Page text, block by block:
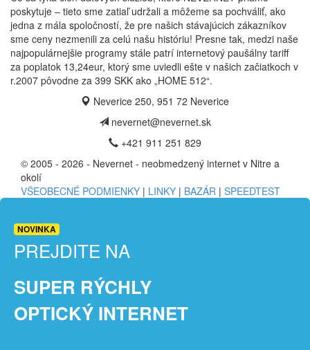
poskytuje – tieto sme zatiaľ udržali a môžeme sa pochváliť, ako
jedna z mála spoločností, že pre našich stávajúcich zákazníkov
sme ceny nezmenili za celú našu históriu! Presne tak, medzi naše
najpopulárnejšie programy stále patrí internetový paušálny tariff
za poplatok 13,24eur, ktorý sme uviedli ešte v našich začiatkoch v
r.2007 pôvodne za 399 SKK ako „HOME 512“.
Neverice 250, 951 72 Neverice
nevernet@nevernet.sk
+421 911 251 829
© 2005 - 2026 - Nevernet - neobmedzený internet v Nitre a
okolí
VŠEOBECNÉ PODMIENKY | LINKY | BAZÁR | SPEEDTEST
NOVINKA
PREJDITE NA
SUPER RÝCHLY
OPTICKÝ INTERNET